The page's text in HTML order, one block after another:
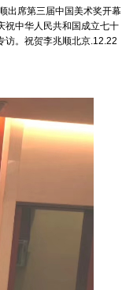
出席第三届中国美术奖开幕
中华人民共和国成立七十
访。祝贺李兆顺北京.12.22